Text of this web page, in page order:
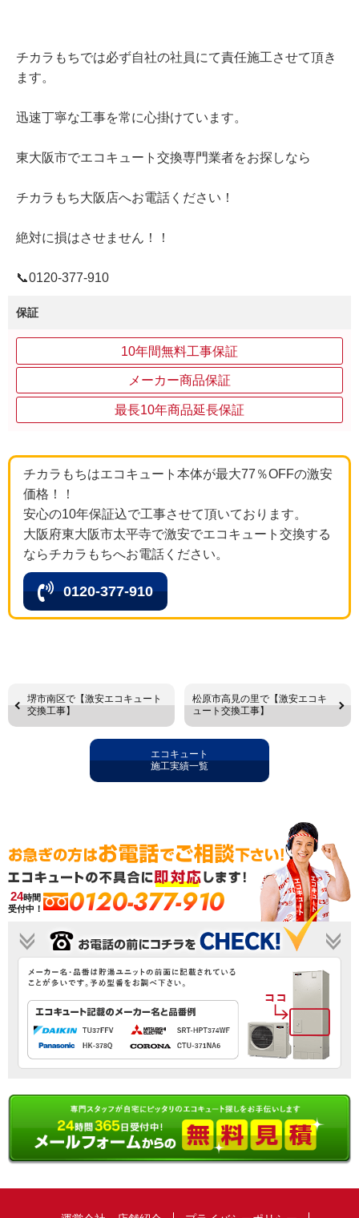
チカラもちでは必ず自社の社員にて責任施工させて頂き
ます。
迅速丁寧な工事を常に心掛けています。
東大阪市でエコキュート交換専門業者をお探しなら
チカラもち大阪店へお電話ください！
絶対に損はさせません！！
📞0120‐377‐910
保証
10年間無料工事保証
メーカー商品保証
最長10年商品延長保証
チカラもちはエコキュート本体が最大77％OFFの激安
価格！！
安心の10年保証込で工事させて頂いております。
大阪府東大阪市太平寺で激安でエコキュート交換する
ならチカラもちへお電話ください。
0120-377-910
堺市南区で【激安エコキュート
交換工事】
松原市高見の里で【激安エコキ
ュート交換工事】
エコキュート
施工実績一覧
24時間
受付中！
0120-377-910